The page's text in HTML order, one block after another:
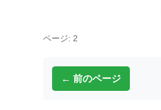
ページ: 2
← 前のページ